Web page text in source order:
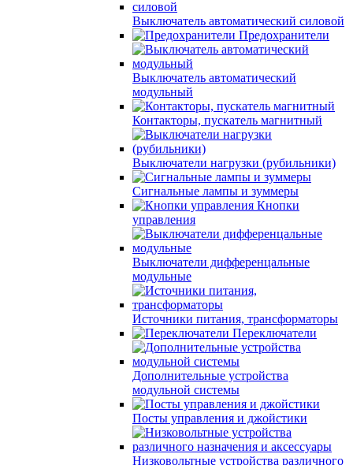
Выключатель автоматический силовой
Предохранители
Выключатель автоматический
модульный
Контакторы, пускатель магнитный
Выключатели нагрузки (рубильники)
Сигнальные лампы и зуммеры
Кнопки
управления
Выключатели дифференцальные
модульные
Источники питания, трансформаторы
Переключатели
Дополнительные устройства
модульной системы
Посты управления и джойстики
Низковольтные устройства различного